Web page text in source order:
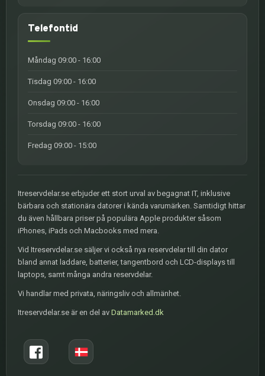
Telefontid
Måndag 09:00 - 16:00
Tisdag 09:00 - 16:00
Onsdag 09:00 - 16:00
Torsdag 09:00 - 16:00
Fredag 09:00 - 15:00
Itreservdelar.se erbjuder ett stort urval av begagnat IT, inklusive
bärbara och stationära datorer i kända varumärken. Samtidigt hittar
du även hållbara priser på populära Apple produkter såsom
iPhones, iPads och Macbooks med mera.
Vid Itreservdelar.se säljer vi också nya reservdelar till din dator
bland annat laddare, batterier, tangentbord och LCD-displays till
laptops, samt många andra reservdelar.
Vi handlar med privata, näringsliv och allmänhet.
Itreservdelar.se är en del av Datamarked.dk